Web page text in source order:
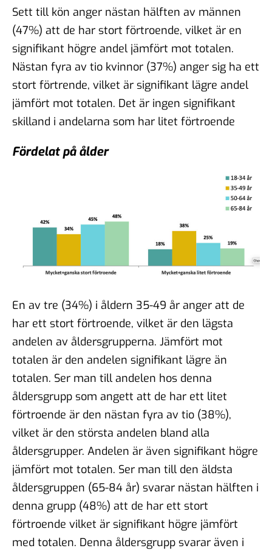
Sett till kön anger nästan hälften av männen
(47%) att de har stort förtroende, vilket är en
signifikant högre andel jämfört mot totalen.
Nästan fyra av tio kvinnor (37%) anger sig ha ett
stort förtrende, vilket är signifikant lägre andel
jämfört mot totalen. Det är ingen signifikant
skilland i andelarna som har litet förtroende
Fördelat på ålder
En av tre (34%) i åldern 35-49 år anger att de
har ett stort förtroende, vilket är den lägsta
andelen av åldersgrupperna. Jämfört mot
totalen är den andelen signifikant lägre än
totalen. Ser man till andelen hos denna
åldersgrupp som angett att de har ett litet
förtroende är den nästan fyra av tio (38%),
vilket är den största andelen bland alla
åldersgrupper. Andelen är även signifikant högre
jämfört mot totalen. Ser man till den äldsta
åldersgruppen (65-84 år) svarar nästan hälften i
denna grupp (48%) att de har ett stort
förtroende vilket är signifikant högre jämfört
med totalen. Denna åldersgrupp svarar även i